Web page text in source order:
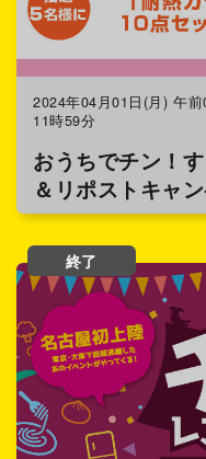
2024年04月01日(月) 午
11時59分
おうちでチン！
＆リポストキャ
終了